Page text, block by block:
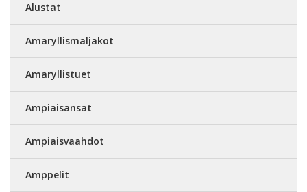
Alustat
Amaryllismaljakot
Amaryllistuet
Ampiaisansat
Ampiaisvaahdot
Amppelit